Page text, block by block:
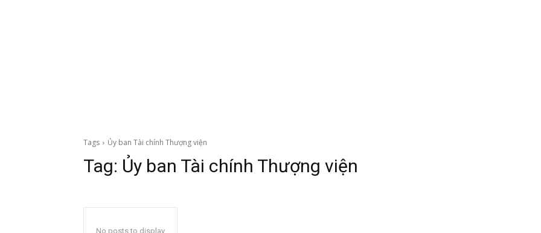
Tags Ủy ban Tài chính Thượng viện
Tag: Ủy ban Tài chính Thượng viện
No posts to display